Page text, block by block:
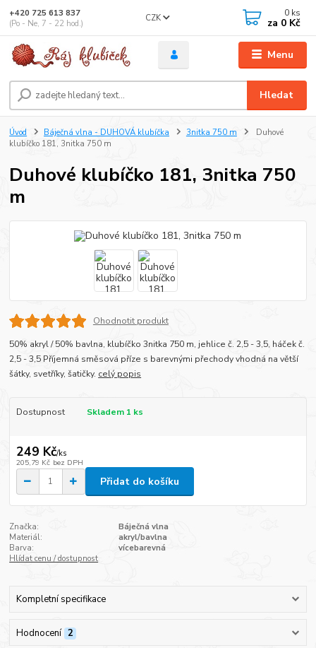
Menu
CZK
Hledat
+420 725 613 837
(Po - Ne, 7 - 22 hod.)
0 ks
za 0 Kč
Úvod Báječná vlna - DUHOVÁ klubíčka 3nitka 750 m
Duhové
klubíčko 181, 3nitka 750 m
Duhové klubíčko 181, 3nitka 750
m
Ohodnotit produkt
50% akryl / 50% bavlna, klubíčko 3nitka 750 m, jehlice č. 2,5 - 3,5, háček č.
2,5 - 3,5 Příjemná směsová příze s barevnými přechody vhodná na větší
šátky, svetříky, šatičky. celý popis
Dostupnost Skladem 1 ks
249 Kč/ks
205,79 Kč bez DPH
Přidat do košíku
Značka:
Báječná vlna
Materiál:
akryl/bavlna
Barva:
vícebarevná
Hlídat cenu / dostupnost
Kompletní specifikace
Hodnocení 2